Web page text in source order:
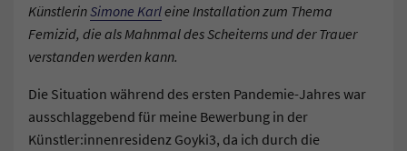
KünstlerinSimone Karleine Installation zum Thema
Femizid, die als Mahnmal des Scheiterns und der Trauer
verstanden werden kann.
Die Situation während des ersten Pandemie-Jahres war
ausschlaggebend für meine Bewerbung in der
Künstler:innenresidenz Goyki3, da ich durch die